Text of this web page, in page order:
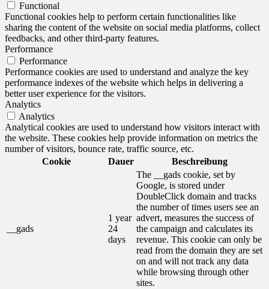
Functional
Functional cookies help to perform certain functionalities like
sharing the content of the website on social media platforms, collect
feedbacks, and other third-party features.
Performance
Performance
Performance cookies are used to understand and analyze the key
performance indexes of the website which helps in delivering a
better user experience for the visitors.
Analytics
Analytics
Analytical cookies are used to understand how visitors interact with
the website. These cookies help provide information on metrics the
number of visitors, bounce rate, traffic source, etc.
Cookie
Dauer Beschreibung
__gads
1 year
24
days
The __gads cookie, set by
Google, is stored under
DoubleClick domain and tracks
the number of times users see an
advert, measures the success of
the campaign and calculates its
revenue. This cookie can only be
read from the domain they are set
on and will not track any data
while browsing through other
sites.